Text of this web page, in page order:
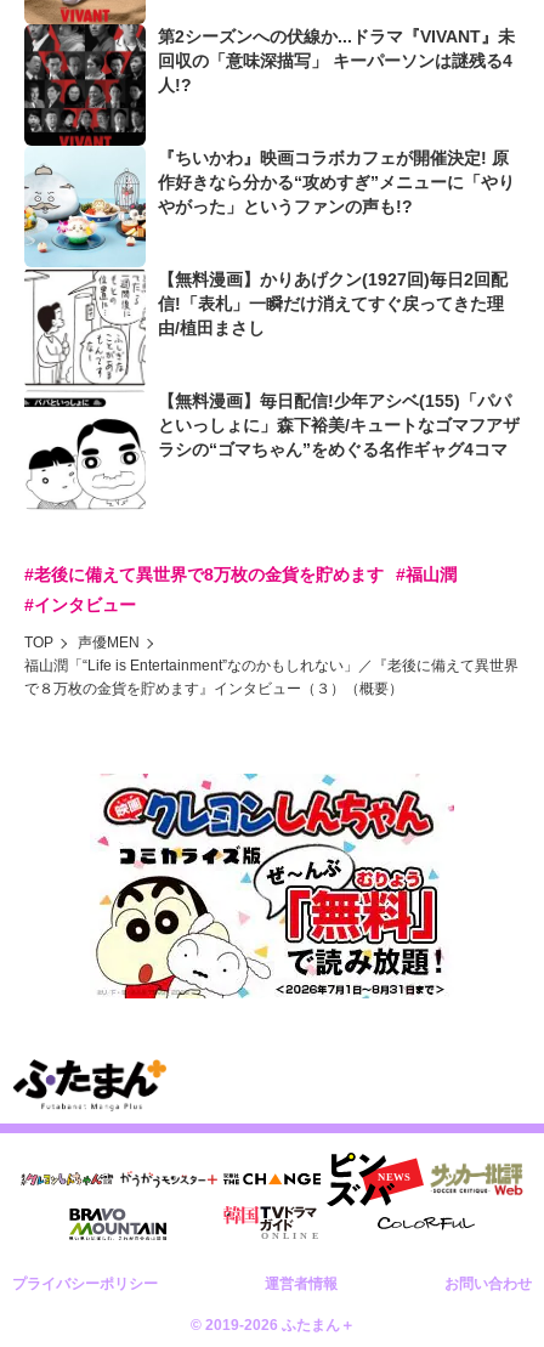
第2シーズンへの伏線か...ドラマ『VIVANT』未
回収の「意味深描写」 キーパーソンは謎残る4
人!?
『ちいかわ』映画コラボカフェが開催決定! 原
作好きなら分かる“攻めすぎ”メニューに「やり
やがった」というファンの声も!?
【無料漫画】かりあげクン(1927回)毎日2回配
信!「表札」一瞬だけ消えてすぐ戻ってきた理
由/植田まさし
【無料漫画】毎日配信!少年アシベ(155)「パパ
といっしょに」森下裕美/キュートなゴマフアザ
ラシの“ゴマちゃん”をめぐる名作ギャグ4コマ
#老後に備えて異世界で8万枚の金貨を貯めます
#福山潤
#インタビュー
TOP
声優MEN
福山潤「“Life is Entertainment”なのかもしれない」／『老後に備えて異世界
で８万枚の金貨を貯めます』インタビュー（３）（概要）
プライバシーポリシー 運営者情報 お問い合わせ
© 2019-2026 ふたまん＋